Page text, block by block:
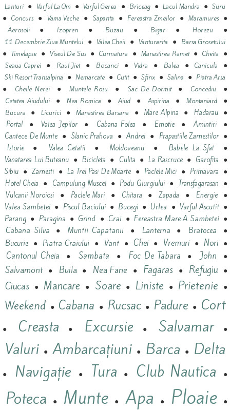
Lanturi ● Varful La Om ●Varful Gerea ● Briceag●Lacul Mandra ●Suru
●Concurs ● Vama Veche ● Sapanta ● Fereastra Zmeilor●Maramures ●
Aerosoli● Izopren● Buzau ● Bigar ●Horezu ●
11 Decembrie Ziua Muntelui ●Valea Cheii ●Vanturarita ● Barsa Grosetului
●Timelapse ● Viseul De Sus●Curmatura ●Manastirea Ramet●Cheita ●
Seaua Caprei● Raul Jiet● Bocanci●Vidra ● Balea ●Canicula ●
Ski Resort Transalpina ● Nemarcate ● Cutit● Sfinx ● Salina ● Piatra Arsa
● Cheile Nerei●Muntele Rosu ● Sac De Dormit●Concediu ●
Cetatea Aiudului●Nea Romica ●Aiud ●Aspirina ●Montaniard ●
Bucura ● Licurici●Manastirea Barsana ●Mare Alpina ● Hadarau●
Portal● Valea Jepilor● Cabana Folea ●Emotie ●Amintiri●
Cantece De Munte ●Slanic Prahova ●Andrei ● Prapastiile Zarnestilor ●
Istorie● Valea Cetatii ●Moldoveanu ● Babele La Sfat ●
Vanatarea Lui Buteanu ● Bicicleta ● Culita ●La Rascruce● Garofita ●
Sibiu ●Zarnesti ●La Trei Pasi De Moarte● Paclele Mici ● Primavara ●
Hotel Cheia ● Campulung Muscel● Podu Giurgiului ● Transfagarasan ●
Vulcanii Noroiosi ● Paclele Mari ● Chitara ●Zapada ● Energie●
Valea Sambetei ● Piscul Baciului● Bucegi ● Urlea ● Varful Ascutit●
Parang ● Paragina ● Grind ● Crai●Fereastra Mare A Sambetei●
Cabana Silva ●Muntii Capatanii● Lanterna ● Bratocea ●
Bucurie● Piatra Craiului ● Vant●Chei ● Vremuri● Nori ●
Cantonul Cheia ●Sambata ●Foc De Tabara ● John ●
Salvamont● Buila ● Nea Fane ● Fagaras ● Refugiu ●
Ciucas ●Mancare ● Soare ● Liniste ● Prietenie ●
Weekend ● Cabana ● Rucsac● Padure ● Cort
● Creasta ● Excursie ● Salvamar●
Valuri ●Ambarcațiuni ● Barca ● Delta
● Navigație ● Tura ● Club Nautica ●
Poteca ● Munte ●Apa ● Ploaie ●